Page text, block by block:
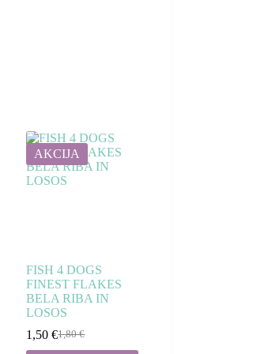
AKCIJA
FISH 4 DOGS
FINEST FLAKES
BELA RIBA IN
LOSOS
1,80€
Izvirna
1,50€Trenutna